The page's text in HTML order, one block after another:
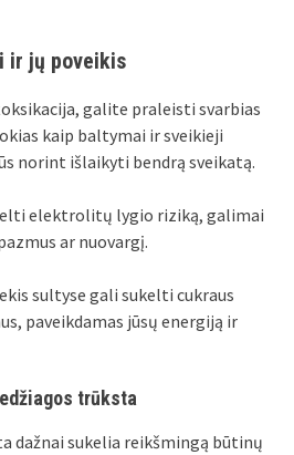
ir jų poveikis
galite praleisti svarbias
kaip baltymai ir sveikieji
norint išlaikyti bendrą sveikatą.
elektrolitų lygio riziką, galimai
ar nuovargį.
sultyse gali sukelti cukraus
paveikdamas jūsų energiją ir
trūksta
dažnai sukelia reikšmingą būtinų